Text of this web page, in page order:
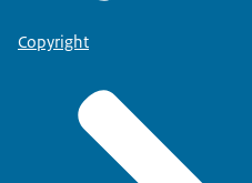
Copyright